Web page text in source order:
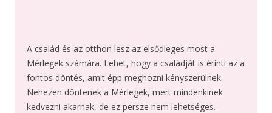
A család és az otthon lesz az elsődleges most a
Mérlegek számára. Lehet, hogy a családját is érinti az a
fontos döntés, amit épp meghozni kényszerülnek.
Nehezen döntenek a Mérlegek, mert mindenkinek
kedvezni akarnak, de ez persze nem lehetséges.